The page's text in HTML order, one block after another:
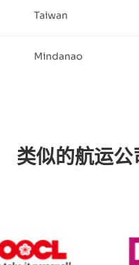
Taiwan
Mindanao
类似的航运公
OOCL